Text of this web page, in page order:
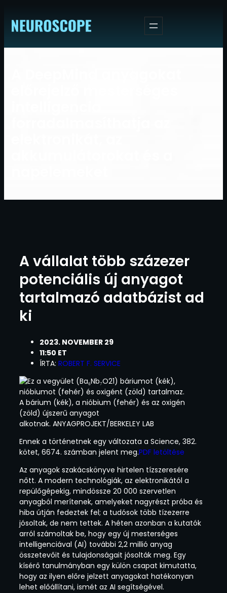
tartalomhoz
A vállalat több százezer
potenciális új anyagot
tartalmazó adatbázist ad
ki
2023. NOVEMBER 29
11:50 ET
ÍRTA: ROBERT F. SERVICE
A bárium (kék), a nióbium (fehér) és az oxigén
(zöld) újszerű anyagot
alkotnak. ANYAGPROJEKT/BERKELEY LAB
Ennek a történetnek egy változata a Science, 382.
kötet, 6674. számban jelent meg.PDF letöltése
Az anyagok szakácskönyve hirtelen tízszeresére
nőtt. A modern technológiák, az elektronikától a
repülőgépekig, mindössze 20 000 szervetlen
anyagból merítenek, amelyeket nagyrészt próba és
hiba útján fedeztek fel; a tudósok több tízezerre
jósoltak, de nem tettek. A héten azonban a kutatók
arról számoltak be, hogy egy új mesterséges
intelligenciával (AI) további 2,2 millió anyag
összetevőit és tulajdonságait jósolták meg. Egy
kísérő tanulmányban egy külön csapat kimutatta,
hogy az ilyen előre jelzett anyagokat hatékonyan
lehet előállítani, ismét az AI segítségével.